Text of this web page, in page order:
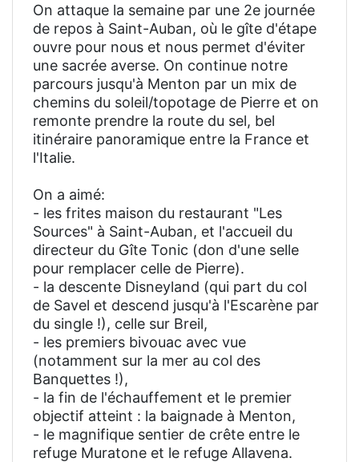
On attaque la semaine par une 2e journée
de repos à Saint-Auban, où le gîte d'étape
ouvre pour nous et nous permet d'éviter
une sacrée averse. On continue notre
parcours jusqu'à Menton par un mix de
chemins du soleil/topotage de Pierre et on
remonte prendre la route du sel, bel
itinéraire panoramique entre la France et
l'Italie.
On a aimé:
- les frites maison du restaurant "Les
Sources" à Saint-Auban, et l'accueil du
directeur du Gîte Tonic (don d'une selle
pour remplacer celle de Pierre).
- la descente Disneyland (qui part du col
de Savel et descend jusqu'à l'Escarène par
du single !), celle sur Breil,
- les premiers bivouac avec vue
(notamment sur la mer au col des
Banquettes !),
- la fin de l'échauffement et le premier
objectif atteint : la baignade à Menton,
- le magnifique sentier de crête entre le
refuge Muratone et le refuge Allavena.